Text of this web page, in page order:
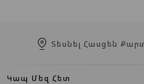
Տեսնել Հասցեն
Կապ Մեզ Հետ